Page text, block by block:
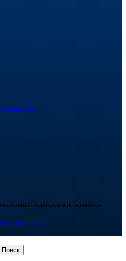
характер и не являются
защищены.
Поиск